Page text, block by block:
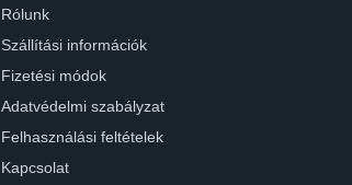
Rólunk
Szállítási információk
Fizetési módok
Adatvédelmi szabályzat
Felhasználási feltételek
Kapcsolat